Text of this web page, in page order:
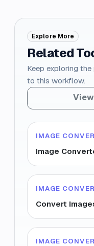
Explore More
Related
Keep exploring
to this workflow.
IMAGE
Image
IMAGE
Convert
IMAGE